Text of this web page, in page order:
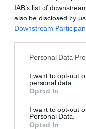
IAB’s list of
also be disclosed by
Downstream
Personal Data
I want to opt-out
personal data.
Opted In
I want to opt-out
Personal Data.
Opted In
22
Σε δημόσια